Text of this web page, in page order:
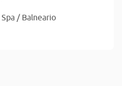
Spa / Balneario